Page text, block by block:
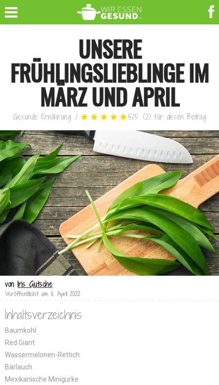
UNSERE
FRÜHLINGSLIEBLINGE IM
MÄRZ UND APRIL
Gesunde Ernährung / 5/5 (2) für diesen Beitrag
von Iris Gutsche
Veröffentlicht am 8. April 2022
Inhaltsverzeichnis
Baumkohl
Red Giant
Wassermelonen-Rettich
Bärlauch
Mexikanische Minigurke